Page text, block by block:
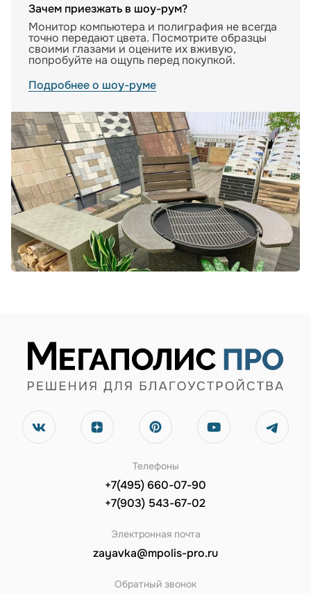
Зачем приезжать в шоу-рум?
Монитор компьютера и полиграфия не всегда
точно передают цвета. Посмотрите образцы
своими глазами и оцените их вживую,
попробуйте на ощупь перед покупкой.
Подробнее о шоу-руме
Телефоны
+7(495) 660-07-90
+7(903) 543-67-02
Электронная почта
zayavka@mpolis-pro.ru
Обратный звонок